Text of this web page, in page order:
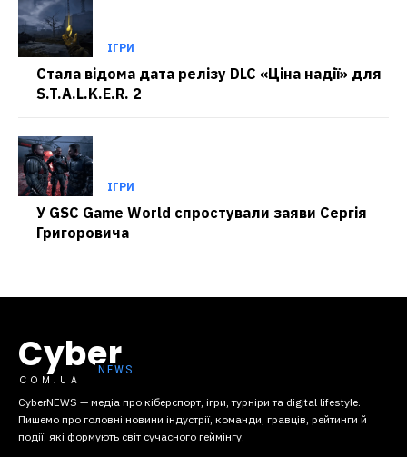
ІГРИ
Стала відома дата релізу DLC «Ціна надії» для
S.T.A.L.K.E.R. 2
ІГРИ
У GSC Game World спростували заяви Сергія
Григоровича
Cyber
COM.UA
CyberNEWS — медіа про кіберспорт, ігри, турніри та digital lifestyle.
Пишемо про головні новини індустрії, команди, гравців, рейтинги й
події, які формують світ сучасного геймінгу.